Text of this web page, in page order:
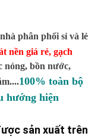
phân phối sỉ và lẻ
nền giá rẻ, gạch
nóng, bồn nước,
100% toàn bộ
hướng hiện
sản xuất trên